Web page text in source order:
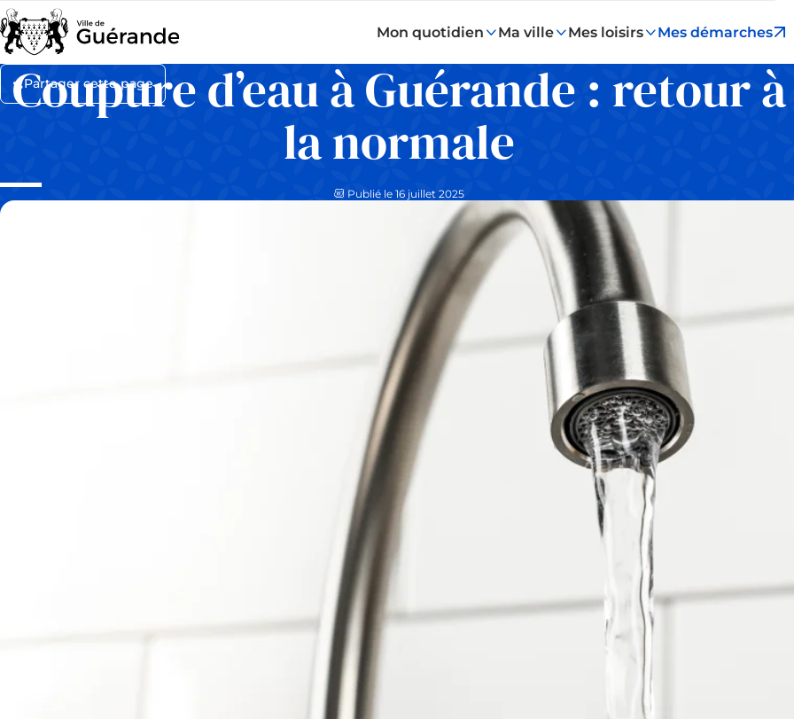
Mon quotidien Ma ville Mes loisirs Mes démarches
Coupure d’eau à Guérande : retour à
la normale
Publié le 16 juillet 2025
Partager cette page